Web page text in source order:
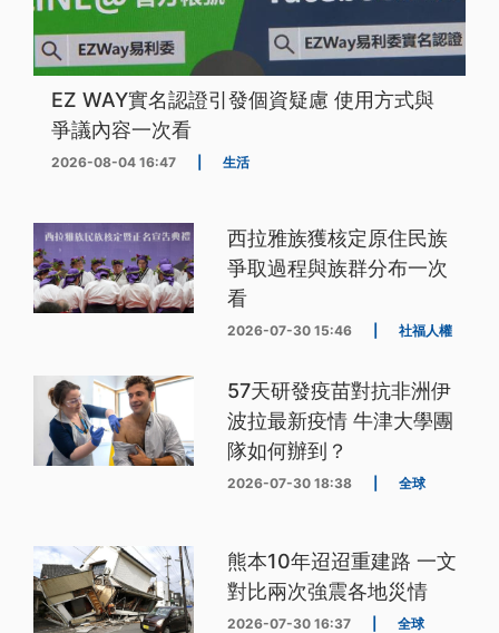
EZ WAY實名認證引發個資疑慮 使用方式與
爭議內容一次看
2026-08-04 16:47 生活
西拉雅族獲核定原住民族
爭取過程與族群分布一次
看
2026-07-30 15:46 社福人權
57天研發疫苗對抗非洲伊
波拉最新疫情 牛津大學團
隊如何辦到？
2026-07-30 18:38 全球
熊本10年迢迢重建路 一文
對比兩次強震各地災情
2026-07-30 16:37 全球